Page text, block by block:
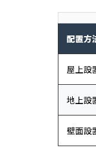
配置方
屋上設
地上設
壁面設